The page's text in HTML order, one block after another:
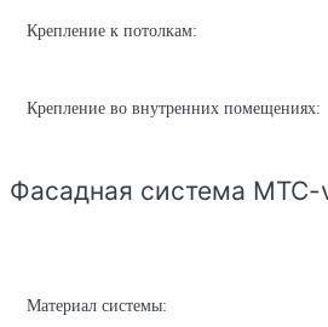
Крепление к потолкам:
Крепление во внутренних помещениях:
Фасадная система
Материал системы: